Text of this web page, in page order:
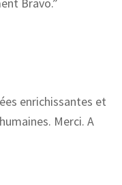
enrichissantes et
Merci. A